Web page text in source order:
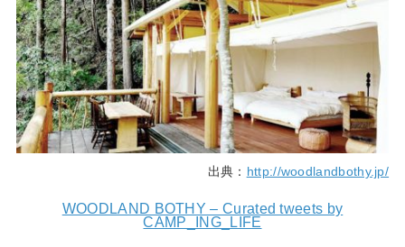
出典： http://woodlandbothy.jp/
WOODLAND BOTHY – Curated tweets by
CAMP_ING_LIFE